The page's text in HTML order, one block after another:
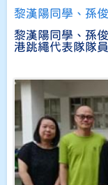
黎漢陽同學、孫
黎漢陽同學、孫
港跳繩代表隊隊